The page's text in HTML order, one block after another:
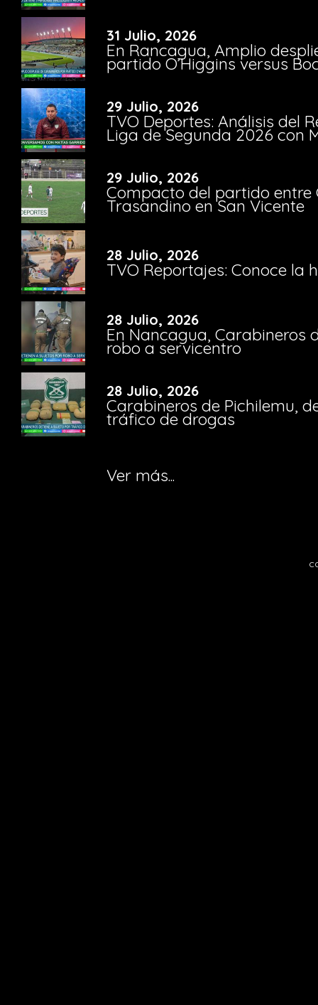
31 Julio, 2026
En Rancagua, Amplio
partido O’Higgins versus
29 Julio, 2026
TVO Deportes: Análisis del
Liga de Segunda 2026 con
29 Julio, 2026
Compacto del partido entre
Trasandino en San Vicente
28 Julio, 2026
TVO Reportajes: Conoce la
28 Julio, 2026
En Nancagua, Carabineros
robo a servicentro
28 Julio, 2026
Carabineros de Pichilemu,
tráfico de drogas
Ver más...